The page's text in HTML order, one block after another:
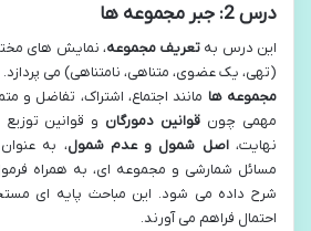
درس 2: جبر مجموعه ها
این درس بهتعریف مجموعه، نمایش های
(تهی، یک عضوی، متناهی، نامتناهی) می
مجموعه ها مانند اجتماع، اشتراک، تفاضل و
مهمی چون قوانین دمورگان و قوانین
نهایت،اصل شمول و عدم شمول، به
مسائل شمارشی و مجموعه ای، به همراه
شرح داده می شود. این مباحث پایه ای
احتمال فراهم می آورند.